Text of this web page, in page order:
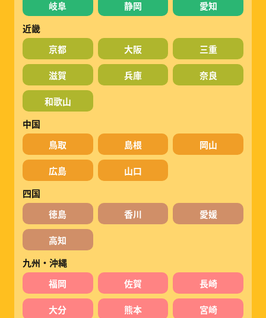
岐阜 静岡
愛知
近畿
京都
大阪 三重
滋賀 兵庫 奈良
和歌山
中国
鳥取
島根 岡山
広島
山口
四国
徳島
香川 愛媛
高知
九州・沖縄
福岡
佐賀 長崎
大分 熊本 宮崎